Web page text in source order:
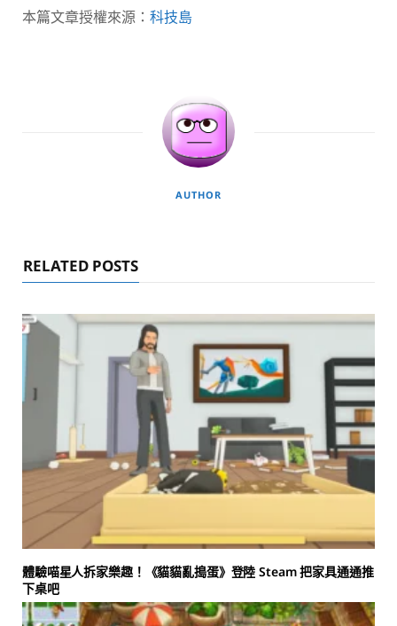
本篇文章授權來源： 科技島
AUTHOR
RELATED POSTS
體驗喵星人拆家樂趣！《貓貓亂搗蛋》登陸 Steam 把家具通通推
下桌吧